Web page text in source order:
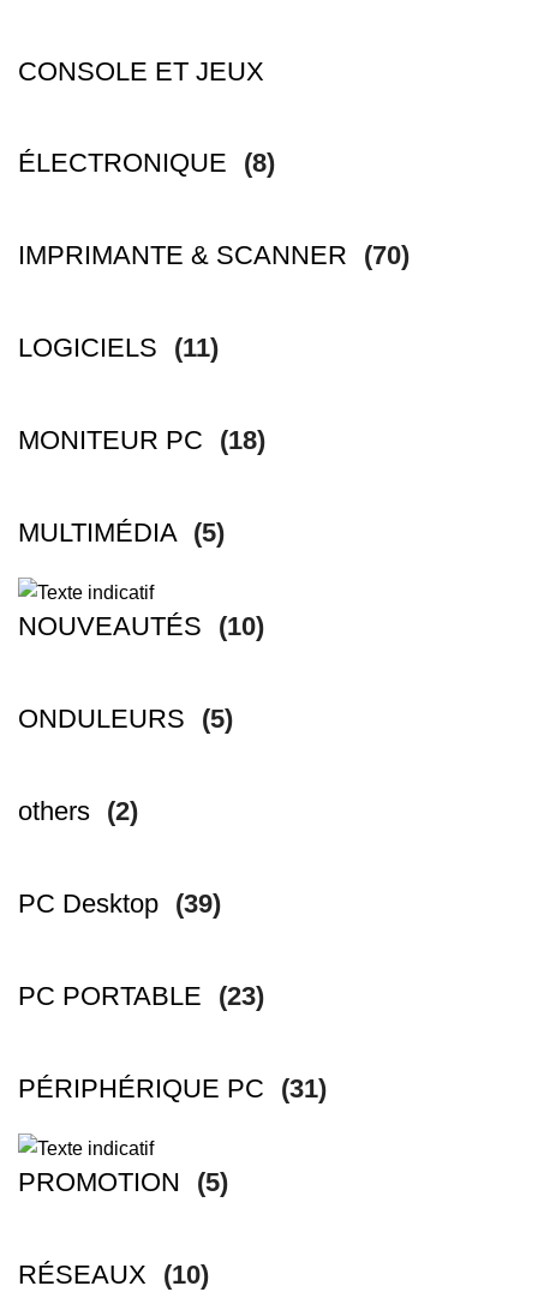
CONSOLE ET JEUX
ÉLECTRONIQUE (8)
IMPRIMANTE & SCANNER (70)
LOGICIELS (11)
MONITEUR PC (18)
MULTIMÉDIA (5)
NOUVEAUTÉS (10)
ONDULEURS (5)
others (2)
PC Desktop (39)
PC PORTABLE (23)
PÉRIPHÉRIQUE PC (31)
PROMOTION (5)
RÉSEAUX (10)